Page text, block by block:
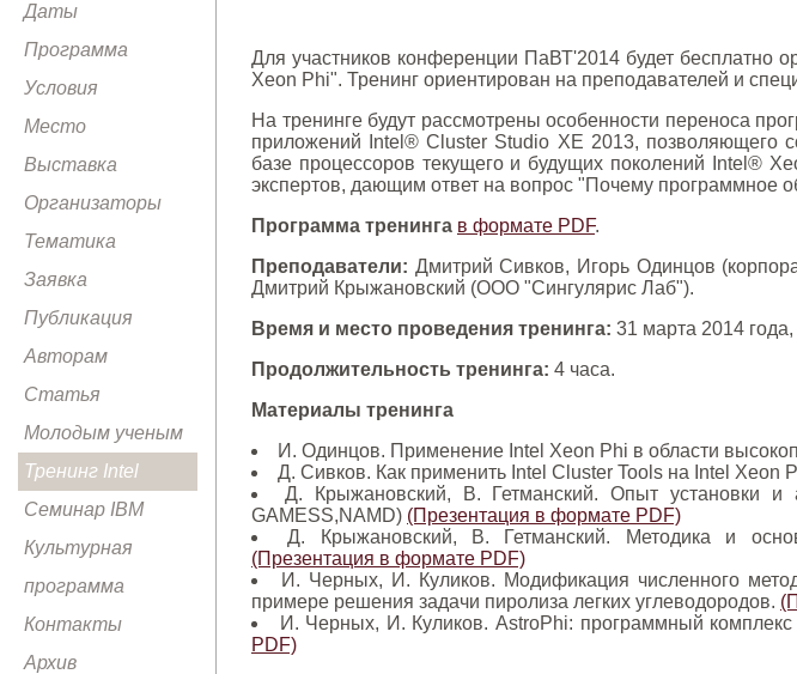
Даты
Программа
Условия
Место
Выставка
Организаторы
Тематика
Заявка
Публикация
Авторам
Статья
Молодым ученым
Тренинг Intel
Семинар IBM
Культурная
программа
Контакты
Архив
Для участников конференции ПаВТ'2014 будет бесплатно
Xeon Phi". Тренинг ориентирован на преподавателей и
На тренинге будут рассмотрены особенности переноса
приложений Intel® Cluster Studio XE 2013, позволяющего
базе процессоров текущего и будущих поколений Intel®
экспертов, дающим ответ на вопрос "Почему программное
Программа тренинга в формате PDF.
Преподаватели: Дмитрий Сивков, Игорь Одинцов
Дмитрий Крыжановский (ООО "Сингулярис Лаб").
Время и место проведения тренинга: 31 марта 2014
Продолжительность тренинга: 4 часа.
Материалы тренинга
И. Одинцов. Применение Intel Xeon Phi в области
Д. Сивков. Как применить Intel Cluster Tools на Intel Xeon
Д. Крыжановский, В. Гетманский. Опыт установки и
GAMESS,NAMD) (Презентация в формате PDF)
Д. Крыжановский, В. Гетманский. Методика и
(Презентация в формате PDF)
И. Черных, И. Куликов. Модификация численного
примере решения задачи пиролиза легких углеводородов.
И. Черных, И. Куликов. AstroPhi: программный
PDF)